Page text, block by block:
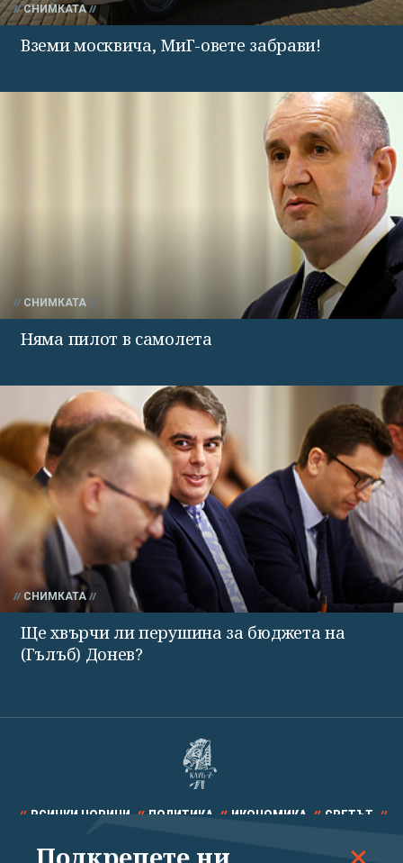
СНИМКАТА
Вземи москвича, МиГ-овете забрави!
СНИМКАТА
Няма пилот в самолета
СНИМКАТА
Ще хвърчи ли перушина за бюджета на
(Гълъб) Донев?
ВСИЧКИ НОВИНИ ПОЛИТИКА ИКОНОМИКА СВЕТЪТ
СПОРТ КУЛТУРА ТЕХНОЛОГИИ КАЛЕЙДОСКОП